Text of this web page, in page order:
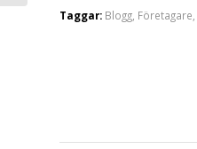
Taggar: Blogg Företagare